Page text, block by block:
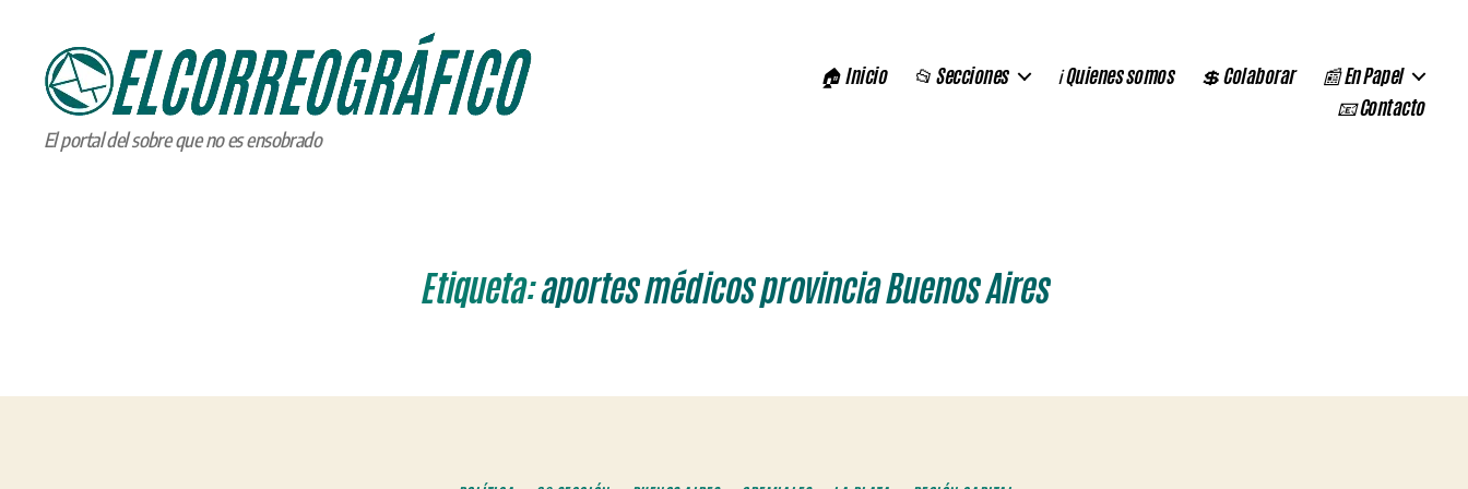
ELCORREOGRÁFICO
El portal del sobre que no es ensobrado
🏠 Inicio 📂 Secciones ℹ️ Quienes somos 💲 Colaborar
📰 En Papel
📧 Contacto
Etiqueta:aportes médicos provincia Buenos Aires
Categorías